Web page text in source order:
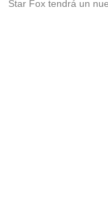
Star Fox tendrá un